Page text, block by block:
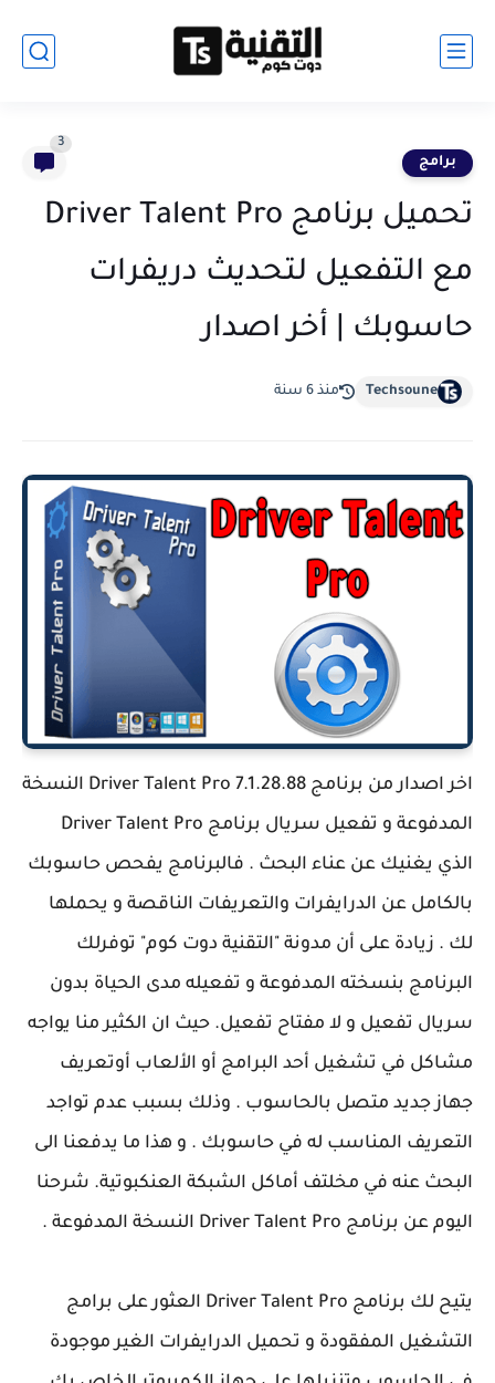
برامج
3
تحميل برنامج Driver Talent Pro
مع التفعيل لتحديث دريفرات
حاسوبك | أخر اصدار
Techsoune منذ 6 سنة
اخر اصدار من برنامج Driver Talent Pro 7.1.28.88 النسخة
المدفوعة و تفعيل سريال برنامج Driver Talent Pro
الذي يغنيك عن عناء البحث . فالبرنامج يفحص حاسوبك
بالكامل عن الدرايفرات والتعريفات الناقصة و يحملها
لك . زيادة على أن مدونة "التقنية دوت كوم" توفرلك
البرنامج بنسخته المدفوعة و تفعيله مدى الحياة بدون
سريال تفعيل و لا مفتاح تفعيل. حيث ان الكثير منا يواجه
مشاكل في تشغيل أحد البرامج أو الألعاب أوتعريف
جهاز جديد متصل بالحاسوب . وذلك بسبب عدم تواجد
التعريف المناسب له في حاسوبك . و هذا ما يدفعنا الى
البحث عنه في مخلتف أماكل الشبكة العنكبوتية. شرحنا
اليوم عن برنامج Driver Talent Pro النسخة المدفوعة .
يتيح لك برنامج Driver Talent Pro العثور على برامج
التشغيل المفقودة و تحميل الدرايفرات الغير موجودة